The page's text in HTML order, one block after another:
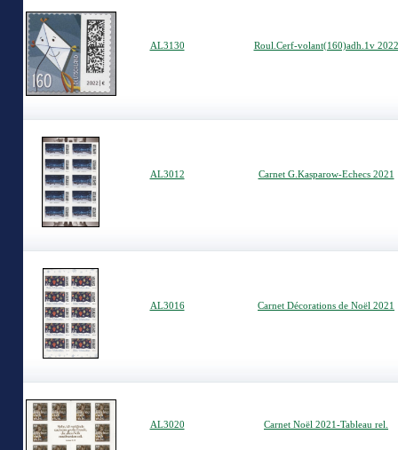
AL3130 Roul.Cerf-volant(160)adh.1v 2022
AL3012 Carnet G.Kasparow-Echecs 2021
AL3016 Carnet Décorations de Noël 2021
AL3020 Carnet Noël 2021-Tableau rel.